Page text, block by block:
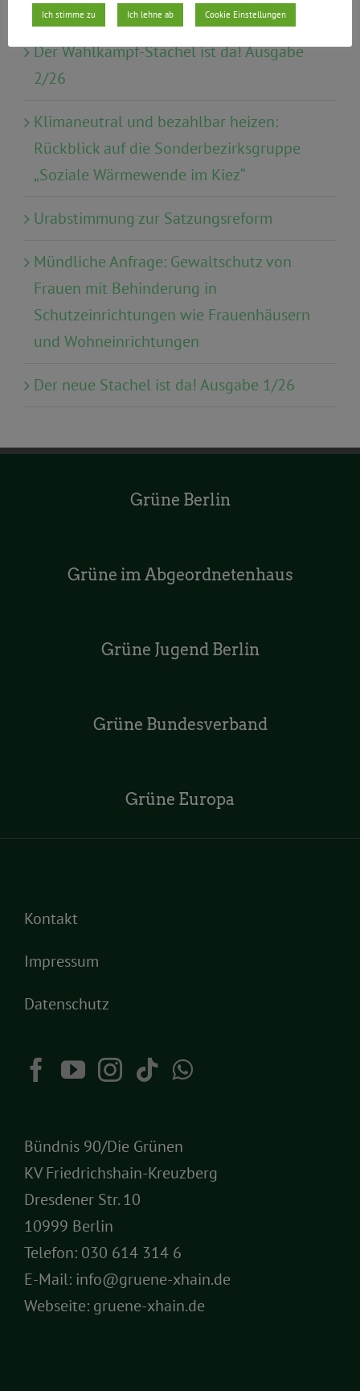
Neueste Beiträge
Der Wahlkampf-Stachel ist da! Ausgabe
2/26
Klimaneutral und bezahlbar heizen:
Rückblick auf die Sonderbezirksgruppe
„Soziale Wärmewende im Kiez“
Urabstimmung zur Satzungsreform
Mündliche Anfrage: Gewaltschutz von
Frauen mit Behinderung in
Schutzeinrichtungen wie Frauenhäusern
und Wohneinrichtungen
Der neue Stachel ist da! Ausgabe 1/26
Grüne Berlin
Grüne im Abgeordnetenhaus
Grüne Jugend Berlin
Grüne Bundesverband
Grüne Europa
Kontakt
Impressum
Datenschutz
Bündnis 90/Die Grünen
KV Friedrichshain-Kreuzberg
Dresdener Str. 10
10999 Berlin
Telefon: 030 614 314 6
E-Mail: info@gruene-xhain.de
Webseite: gruene-xhain.de
Ich stimme zu Ich lehne ab Cookie Einstellungen